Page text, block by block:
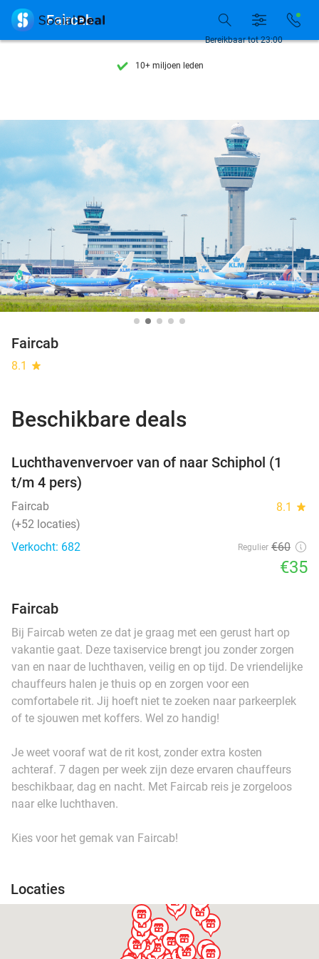
7 dagen per week beschikbaar
10+ miljoen leden
7 dagen per week beschikbaar
10+ miljoen leden
Bereikbaar tot 23:00
 Faircab
Faircab
8.1 star
Beschikbare deals
Luchthavenvervoer van of naar Schiphol (1
t/m 4 pers)
Faircab 8.1 star
(+52 locaties)
Verkocht: 682
Regulier €60
€35
Faircab
Bij Faircab weten ze dat je graag met een gerust hart op
vakantie gaat. Deze taxiservice brengt jou zonder zorgen
van en naar de luchthaven, veilig en op tijd. De vriendelijke
chauffeurs halen je thuis op en zorgen voor een
comfortabele rit. Jij hoeft niet te zoeken naar parkeerplek
of te sjouwen met koffers. Wel zo handig!
Je weet vooraf wat de rit kost, zonder extra kosten
achteraf. 7 dagen per week zijn deze ervaren chauffeurs
beschikbaar, dag en nacht. Met Faircab reis je zorgeloos
naar elke luchthaven.
Kies voor het gemak van Faircab!
Locaties
store
store
store
store
store
store
store
store
store
store
store
store
store
storestore
store
store
store
store